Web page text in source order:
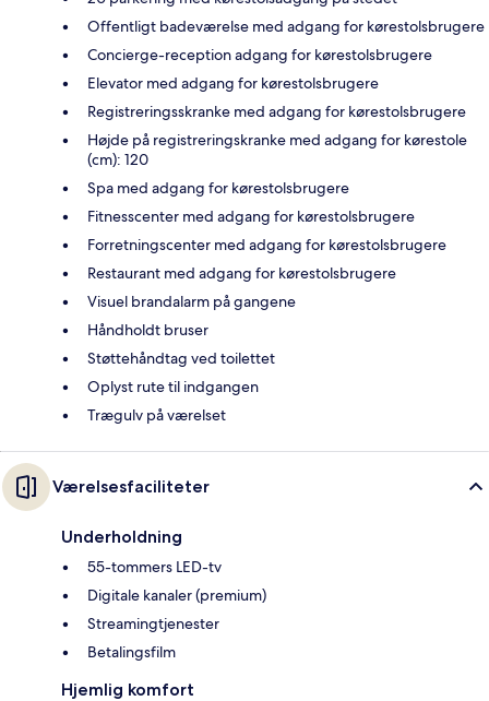
Offentligt badeværelse med adgang for kørestolsbrugere
Concierge-reception adgang for kørestolsbrugere
Elevator med adgang for kørestolsbrugere
Registreringsskranke med adgang for kørestolsbrugere
Højde på registreringskranke med adgang for kørestole
(cm): 120
Spa med adgang for kørestolsbrugere
Fitnesscenter med adgang for kørestolsbrugere
Forretningscenter med adgang for kørestolsbrugere
Restaurant med adgang for kørestolsbrugere
Visuel brandalarm på gangene
Håndholdt bruser
Støttehåndtag ved toilettet
Oplyst rute til indgangen
Trægulv på værelset
Værelsesfaciliteter
Underholdning
55-tommers LED-tv
Digitale kanaler (premium)
Streamingtjenester
Betalingsfilm
Hjemlig komfort